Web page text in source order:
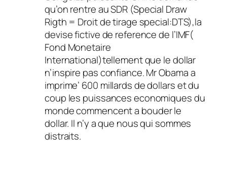
qu’on rentre au SDR (Special Draw
Rigth = Droit de tirage special:DTS),la
devise fictive de reference de l’IMF(
Fond Monetaire
International)tellement que le dollar
n’inspire pas confiance. Mr Obama a
imprime’ 600 millards de dollars et du
coup les puissances economiques du
monde commencent a bouder le
dollar. Il n’y a que nous qui sommes
distraits.